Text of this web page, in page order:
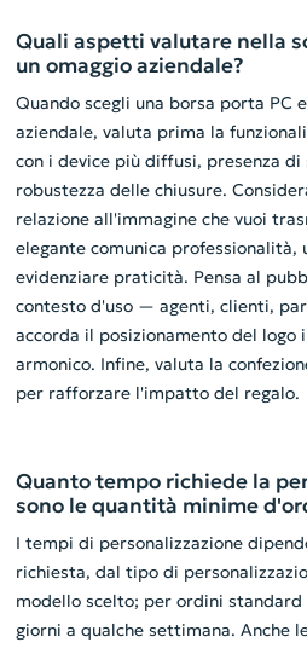
Quali aspetti valutare nella
un omaggio aziendale?
Quando scegli una borsa porta PC
aziendale, valuta prima la
con i device più diffusi, presenza
robustezza delle chiusure.
relazione all'immagine che vuoi
elegante comunica professionalità,
evidenziare praticità. Pensa al
contesto d'uso — agenti, clienti,
accorda il posizionamento del logo
armonico. Infine, valuta la
per rafforzare l'impatto del regalo.
Quanto tempo richiede la
sono le quantità minime
I tempi di personalizzazione
richiesta, dal tipo di
modello scelto; per ordini standard
giorni a qualche settimana. Anche